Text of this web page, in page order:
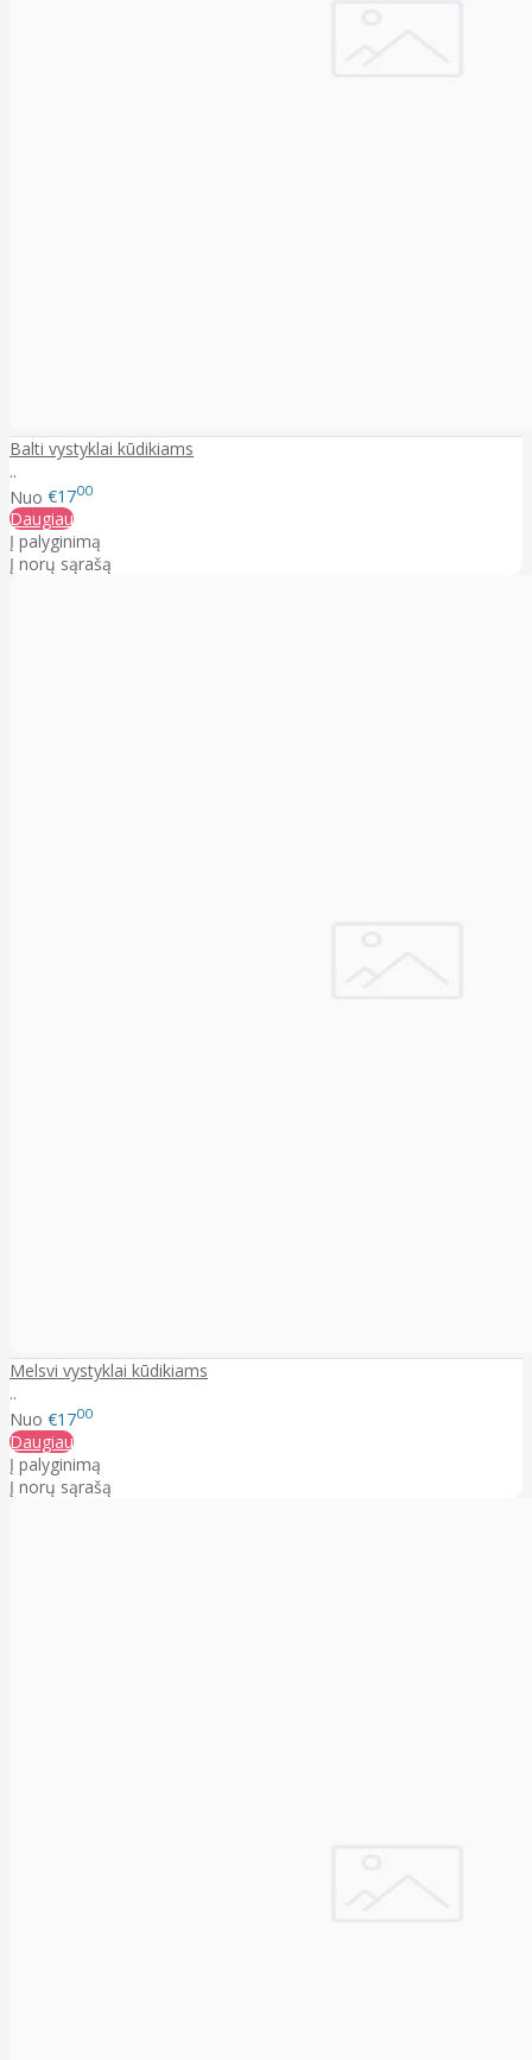
Balti vystyklai kūdikiams
..
Nuo €1700
Daugiau
Į palyginimą
Į norų sąrašą
Melsvi vystyklai kūdikiams
..
Nuo €1700
Daugiau
Į palyginimą
Į norų sąrašą